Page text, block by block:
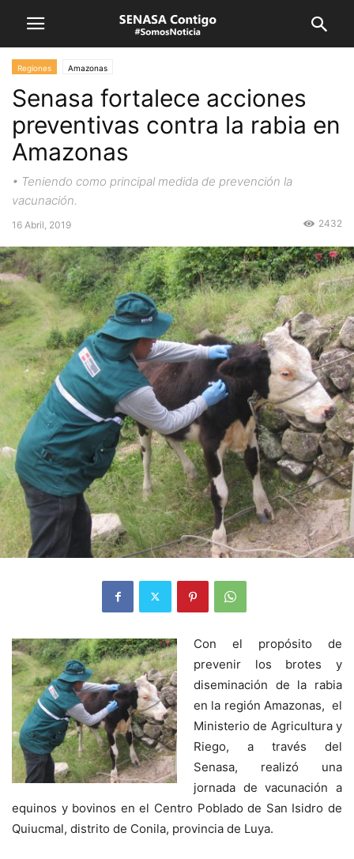
Regiones Amazonas
Senasa fortalece acciones
preventivas contra la rabia en
Amazonas
• Teniendo como principal medida de prevención la
vacunación.
16 Abril, 2019 2432
Con el propósito de
prevenir los brotes y
diseminación de la rabia
en la región Amazonas, el
Ministerio de Agricultura y
Riego, a través del
Senasa, realizó una
jornada de vacunación a
equinos y bovinos en el Centro Poblado de San Isidro de
Quiucmal, distrito de Conila, provincia de Luya.